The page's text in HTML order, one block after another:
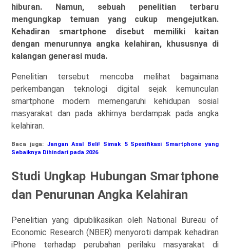
hiburan. Namun, sebuah penelitian terbaru
mengungkap temuan yang cukup mengejutkan.
Kehadiran smartphone disebut memiliki kaitan
dengan menurunnya angka kelahiran, khususnya di
kalangan generasi muda.
Penelitian tersebut mencoba melihat bagaimana
perkembangan teknologi digital sejak kemunculan
smartphone modern memengaruhi kehidupan sosial
masyarakat dan pada akhirnya berdampak pada angka
kelahiran.
Baca juga: Jangan Asal Beli! Simak 5 Spesifikasi Smartphone yang
Sebaiknya Dihindari pada 2026
Studi Ungkap Hubungan Smartphone
dan Penurunan Angka Kelahiran
Penelitian yang dipublikasikan oleh National Bureau of
Economic Research (NBER) menyoroti dampak kehadiran
iPhone terhadap perubahan perilaku masyarakat di